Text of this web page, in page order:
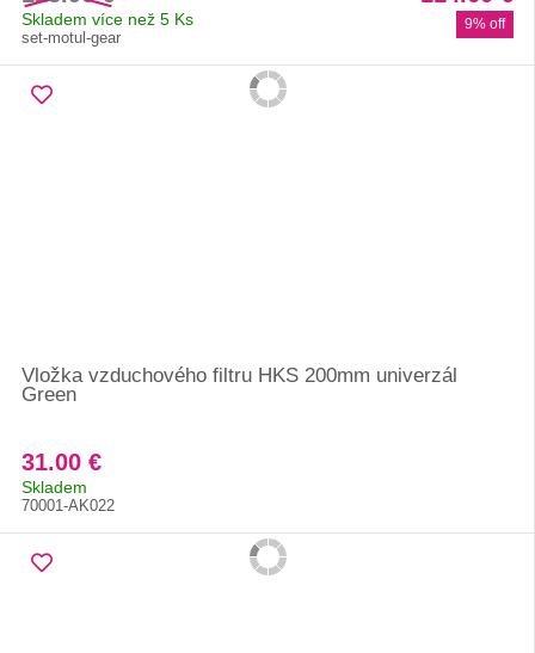
9% off
Skladem více než 5 Ks
set-motul-gear
Vložka vzduchového filtru HKS 200mm univerzál
Green
31.00 €
Skladem
70001-AK022